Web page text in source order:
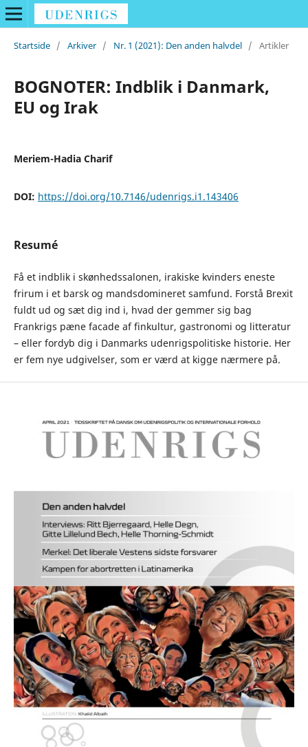
Startside / Arkiver / Nr. 1 (2021): Den anden halvdel / Artikler
BOGNOTER: Indblik i Danmark,
EU og Irak
Meriem-Hadia Charif
DOI: https://doi.org/10.7146/udenrigs.i1.143406
Resumé
Få et indblik i skønhedssalonen, irakiske kvinders eneste
frirum i et barsk og mandsdomineret samfund. Forstå Brexit
fuldt ud og sæt dig ind i, hvad der gemmer sig bag
Frankrigs pæne facade af finkultur, gastronomi og litteratur
– eller fordyb dig i Danmarks udenrigspolitiske historie. Her
er fem nye udgivelser, som er værd at kigge nærmere på.